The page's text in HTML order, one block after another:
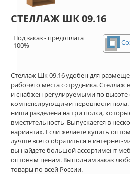
СТЕЛЛАЖ ШК 09.16
Под заказ - предоплата
100%
Стеллаж Шк 09.16 удобен для
рабочего места сотрудника.
и снабжен регулируемыми по
компенсирующими неровности пола.
ниша разделена на три полки,
вместительность. Выпускается в
вариантах. Если желаете купить
лучше всего обратиться в интернет-
вы найдете большой ассортимент
оптовым ценам. Выполним заказ
товары по всей России.